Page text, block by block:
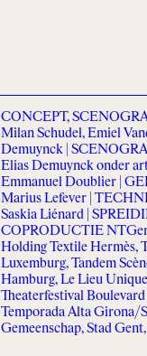
CONCEPT,
Milan Schudel, Emiel
Demuynck |
Elias Demuynck onder
Emmanuel Doublier |
Marius Lefever |
Saskia Liénard |
COPRODUCTIE
Holding Textile Hermès,
Luxemburg, Tandem
Hamburg, Le Lieu
Theaterfestival
Temporada Alta Girona/
Gemeenschap, Stad